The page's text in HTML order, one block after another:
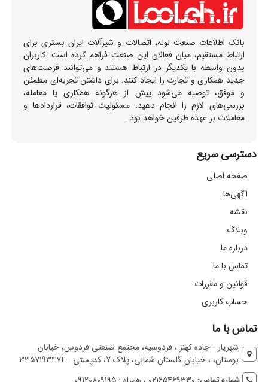
بانک اطلاعات صنعت لوله، اتصالات و شیرآلات ایران بستری برای
ارتباط مستقیم، میان فعالان این صنعت فراهم کرده است. کاربران
بدون واسطه با یکدیگر در ارتباط هستند و می‌توانند فرصت‌های
جدید همکاری و تجارت را ایجاد کنند. برای داشتن تجربه‌ای مطمئن
و موفق، توصیه می‌شود پیش از هرگونه همکاری یا معامله،
بررسی‌های لازم را انجام دهید. مسئولیت توافقات، قراردادها و
معاملات بر عهده طرفین خواهد بود.
دسترسی سریع
صفحه اصلی
آگهی‌ها
نقشه
وبلاگ
درباره ما
تماس با ما
قوانین و مقررات
حساب کاربری
تماس با ما
شهریار - جاده کهنز ، فردوسیه، مجتمع صنعتی فردوس، خیابان
بوستان، ، خیابان گلستان شمالی، پلاک 7، کدپستی : ۳۳۵۷۱۹۳۴۷۴